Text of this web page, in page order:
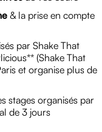
& la prise en compte
par Shake That
(Shake That
et organise plus de
stages organisés par
de 3 jours